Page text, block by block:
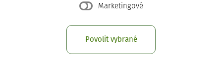
Marketingové
Povolit vybrané
Ochrana osobních údajů
Změna nastavení cookies
Provozní podmínky předplacený internet